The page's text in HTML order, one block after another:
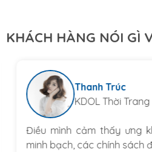
KHÁCH HÀNG NÓI GÌ
Thanh Trúc
KDOL Thời Trang
Điều mình cảm thấy ưng khi
minh bạch, các chính sách